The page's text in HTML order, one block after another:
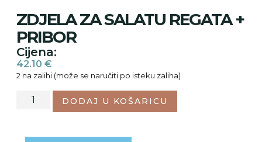
ZDJELA ZA SALATU REGATA +
PRIBOR
Cijena:
42.10 €
2 na zalihi (može se naručiti po isteku zaliha)
DODAJ U KOŠARICU